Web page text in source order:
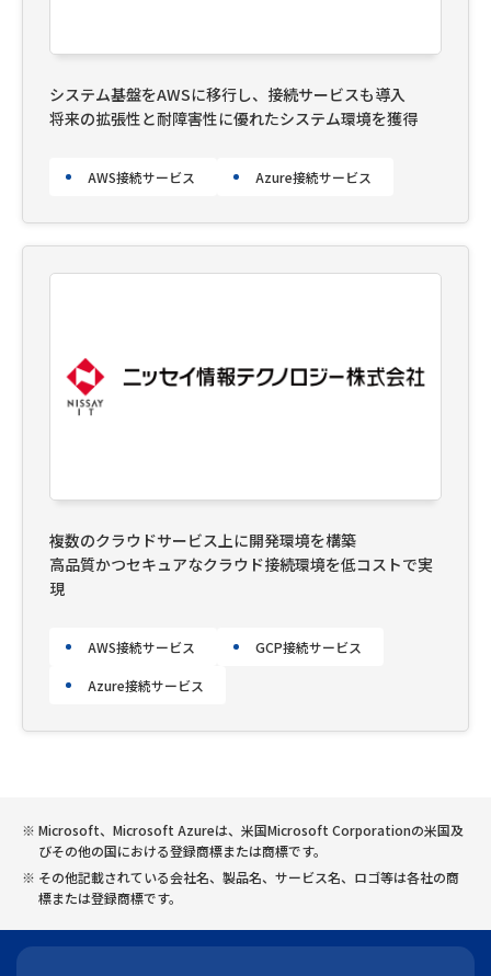
システム基盤をAWSに移行し、接続サービスも導入
将来の拡張性と耐障害性に優れたシステム環境を獲得
AWS接続サービス Azure接続サービス
複数のクラウドサービス上に開発環境を構築
高品質かつセキュアなクラウド接続環境を低コストで実
現
AWS接続サービス GCP接続サービス
Azure接続サービス
Microsoft、Microsoft Azureは、米国Microsoft Corporationの米国及
びその他の国における登録商標または商標です。
その他記載されている会社名、製品名、サービス名、ロゴ等は各社の商
標または登録商標です。